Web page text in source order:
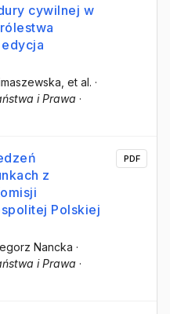
cywilnej w
edycja
, et al. ·
i Prawa ·
z
Polskiej
Nancka ·
i Prawa ·
PDF